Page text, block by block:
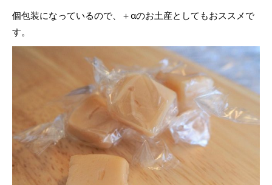
個包装になっているので、＋αのお土産としてもおススメで
す。